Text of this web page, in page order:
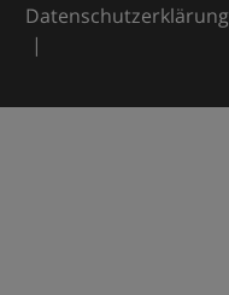
Datenschutzerklärung